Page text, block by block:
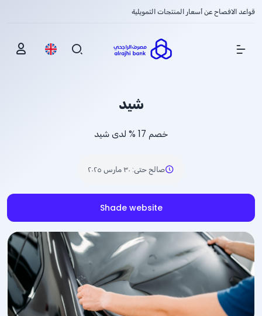
قواعد الافصاح عن أسعار المنتجات التمويلية
Show Menu
شيد
خصم % 17 لدى شيد
صالح حتى: ٣٠ مارس ٢٠٢٥
Shade website